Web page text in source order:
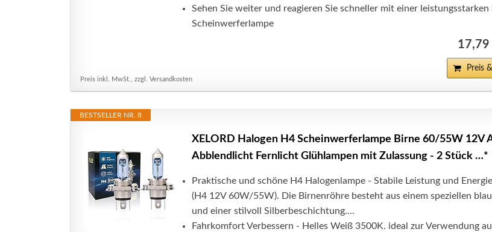
Sehen Sie weiter und reagieren Sie schneller mit einer leistungsstarken
Scheinwerferlampe
17,79
Preis
Preis inkl. MwSt., zzgl. Versandkosten
BESTSELLER NR. 8
XELORD Halogen H4 Scheinwerferlampe Birne 60/55W 12V
Abblendlicht Fernlicht Glühlampen mit Zulassung - 2 Stück …*
Praktische und schöne H4 Halogenlampe - Stabile Leistung und
(H4 12V 60W/55W). Die Birnenröhre besteht aus einem speziellen
und einer stilvoll Silberbeschichtung....
Fahrkomfort Verbessern - Helles Weiß 3500K. ideal zur Verwendung